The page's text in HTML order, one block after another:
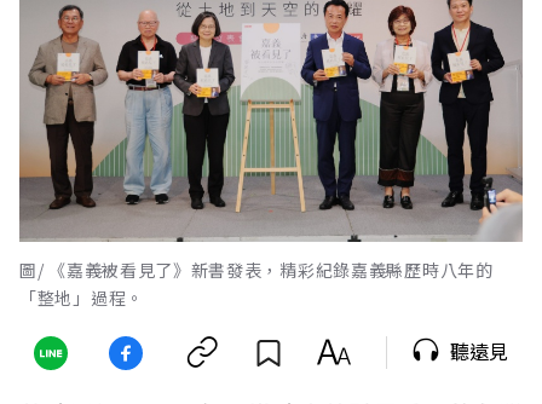
圖/ 《嘉義被看見了》新書發表，精彩紀錄嘉義縣歷時八年的
「整地」過程。
聽遠見